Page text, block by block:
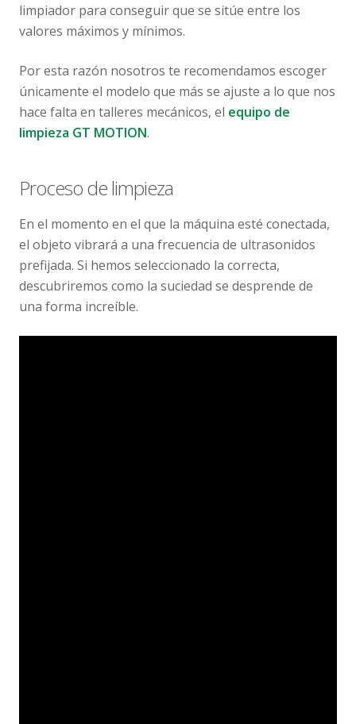
limpiador para conseguir que se sitúe entre los
valores máximos y mínimos.
Por esta razón nosotros te recomendamos escoger
únicamente el modelo que más se ajuste a lo que nos
hace falta en talleres mecánicos, el equipo de
limpieza GT MOTION.
Proceso de limpieza
En el momento en el que la máquina esté conectada,
el objeto vibrará a una frecuencia de ultrasonidos
prefijada. Si hemos seleccionado la correcta,
descubriremos como la suciedad se desprende de
una forma increíble.